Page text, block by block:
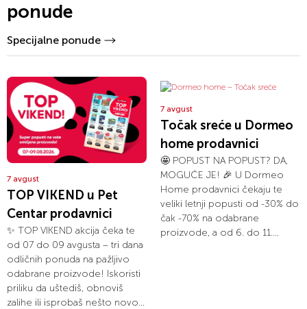
ponude
Specijalne ponude
7 avgust
TOP VIKEND u Pet
Centar prodavnici
✨ TOP VIKEND akcija čeka te
od 07 do 09 avgusta – tri dana
odličnih ponuda na pažljivo
odabrane proizvode! Iskoristi
priliku da uštediš, obnoviš
zalihe ili isprobaš nešto novo...
7 avgust
Točak sreće u Dormeo
home prodavnici
🤩 POPUST NA POPUST? DA,
MOGUĆE JE! 🎉 U Dormeo
Home prodavnici čekaju te
veliki letnji popusti od -30% do
čak -70% na odabrane
proizvode, a od 6. do 11....